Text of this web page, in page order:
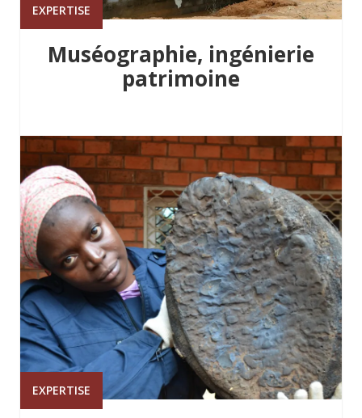
EXPERTISE
Muséographie, ingénierie
patrimoine
EXPERTISE